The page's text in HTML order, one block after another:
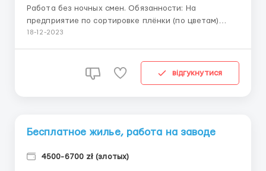
Работа без ночных смен. Обязанности: На
предприятие по сортировке плёнки (по цветам)
требуются мужчины - работа не сложная, частично
лет 26,30 зл./ч. нетто, студент 26,30 зл/ч. нетто )
18-12-2023
відгукнутися
Бесплатное жилье, работа на заводе
4500-6700 zł (злотых)